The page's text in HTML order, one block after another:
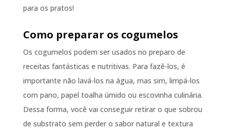
para os pratos!
Como preparar os cogumelos
Os cogumelos podem ser usados no preparo de
receitas fantásticas e nutritivas. Para fazê-los, é
importante não lavá-los na água, mas sim, limpá-los
com pano, papel toalha úmido ou escovinha culinária.
Dessa forma, você vai conseguir retirar o que sobrou
de substrato sem perder o sabor natural e textura